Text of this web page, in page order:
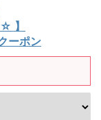
】
ーポン